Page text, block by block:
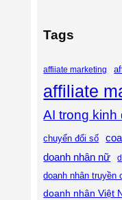
Tags
affiiate marketing
affiliate
AI trong kinh
chuyển đổi số
doanh nhân nữ
doanh nhân truyền
doanh nhân Việt